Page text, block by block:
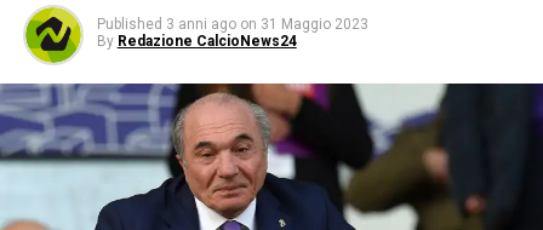
Published 3 anni ago on 31 Maggio 2023
By Redazione CalcioNews24